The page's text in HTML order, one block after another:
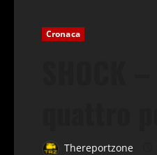
Cronaca
Thereportzone